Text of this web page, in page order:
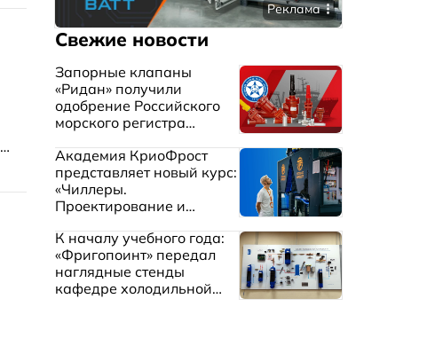
Реклама
Свежие новости
Запорные клапаны
«Ридан» получили
одобрение Российского
морского регистра
Академия КриоФрост
представляет новый курс:
«Чиллеры.
Проектирование и
охлаждения жидкостей»
К началу учебного года:
«Фригопоинт» передал
наглядные стенды
кафедре холодильной